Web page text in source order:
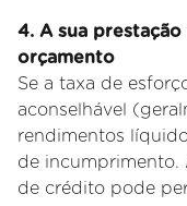
4. A sua
orçamento
Se a taxa de
aconselhável
rendimentos
de incumprimento.
de crédito pode